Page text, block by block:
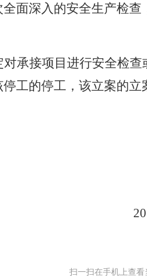
面深入的安全生产检
承接项目进行安全检
工的停工，该立案的立
扫一扫在手机上查看